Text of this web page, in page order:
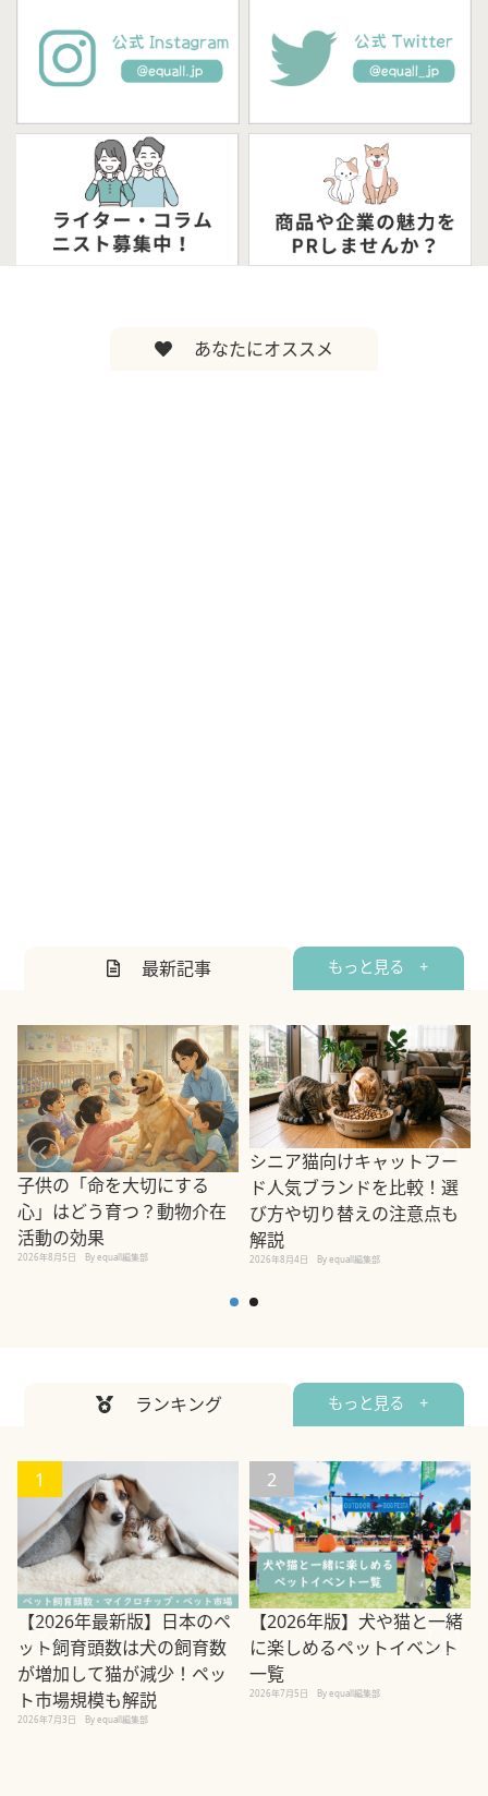
あなたにオススメ
最新記事 もっと見る +
子供の「命を大切にする
心」はどう育つ？動物介在
活動の効果
2026年8月5日 By equall編集部
シニア猫向けキャットフー
ド人気ブランドを比較！選
び方や切り替えの注意点も
解説
2026年8月4日 By equall編集部
ランキング もっと見る +
1
【2026年最新版】日本のペ
ット飼育頭数は犬の飼育数
が増加して猫が減少！ペッ
ト市場規模も解説
2026年7月3日 By equall編集部
2
【2026年版】犬や猫と一緒
に楽しめるペットイベント
一覧
2026年7月5日 By equall編集部